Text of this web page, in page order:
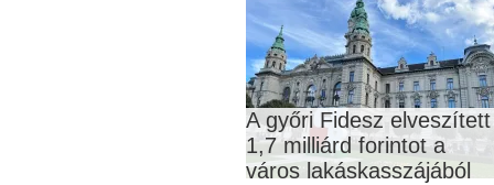
A győri Fidesz elveszített
1,7 milliárd forintot a
város lakáskasszájából